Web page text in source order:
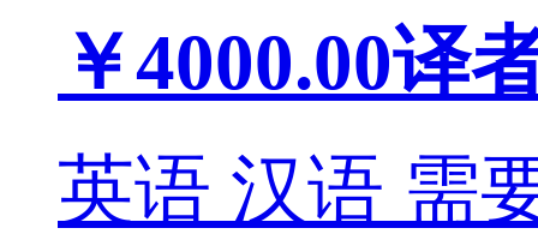
￥4000.00译
英语 汉语 需